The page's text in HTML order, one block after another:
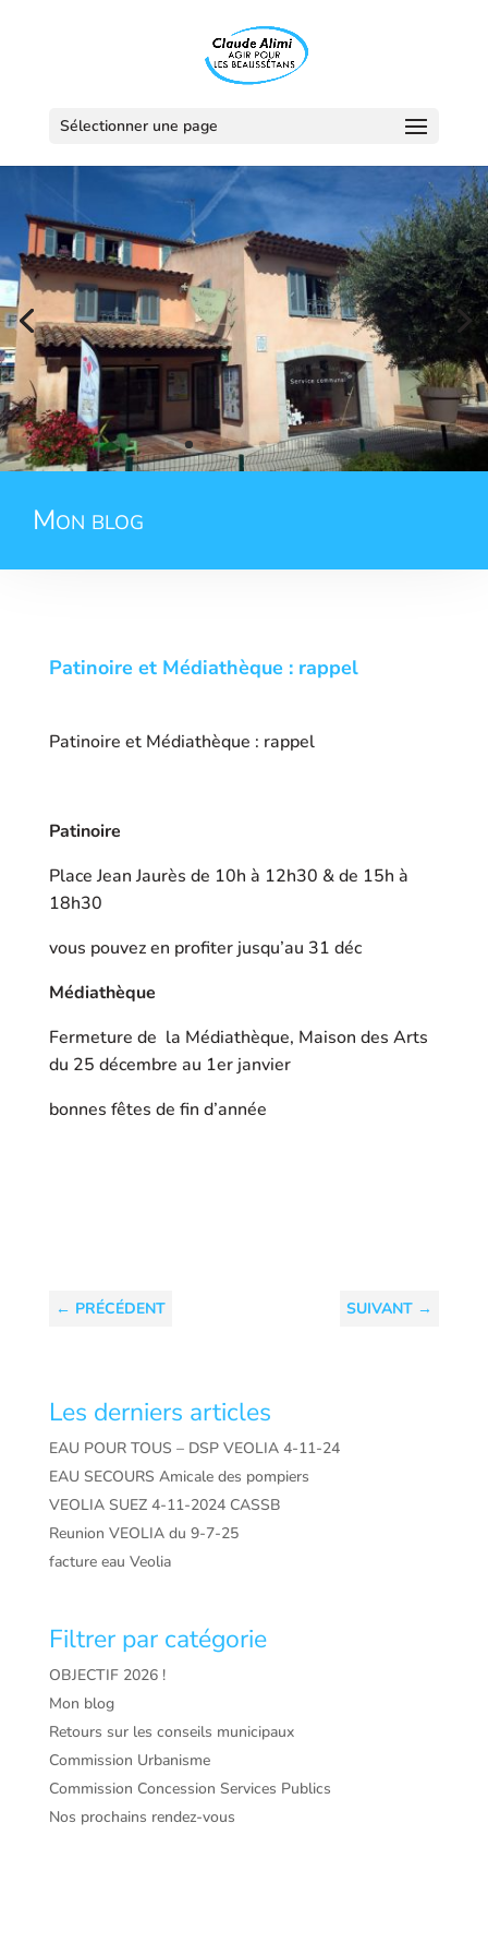
Sélectionner une page
Mon blog
Patinoire et Médiathèque : rappel
Patinoire et Médiathèque : rappel
Patinoire
Place Jean Jaurès de 10h à 12h30 & de 15h à
18h30
vous pouvez en profiter jusqu’au 31 déc
Médiathèque
Fermeture de la Médiathèque, Maison des Arts
du 25 décembre au 1er janvier
bonnes fêtes de fin d’année
← PRÉCÉDENT SUIVANT →
Les derniers articles
EAU POUR TOUS – DSP VEOLIA 4-11-24
EAU SECOURS Amicale des pompiers
VEOLIA SUEZ 4-11-2024 CASSB
Reunion VEOLIA du 9-7-25
facture eau Veolia
Filtrer par catégorie
OBJECTIF 2026 !
Mon blog
Retours sur les conseils municipaux
Commission Urbanisme
Commission Concession Services Publics
Nos prochains rendez-vous